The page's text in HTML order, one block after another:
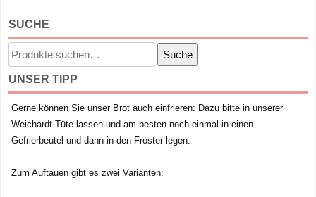
SUCHE
Suche
nach:
Suche
UNSER TIPP
Gerne können Sie unser Brot auch einfrieren: Dazu bitte in unserer
Weichardt-Tüte lassen und am besten noch einmal in einen
Gefrierbeutel und dann in den Froster legen.
Zum Auftauen gibt es zwei Varianten: